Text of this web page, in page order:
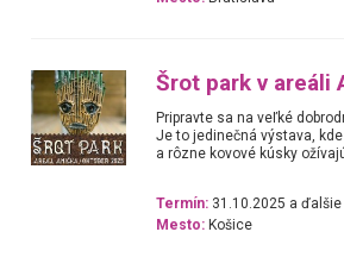
Šrot park v areáli
Pripravte sa na veľké
Je to jedinečná výstava,
a rôzne kovové kúsky
Termín: 31.10.2025 a ďalšie
Mesto: Košice